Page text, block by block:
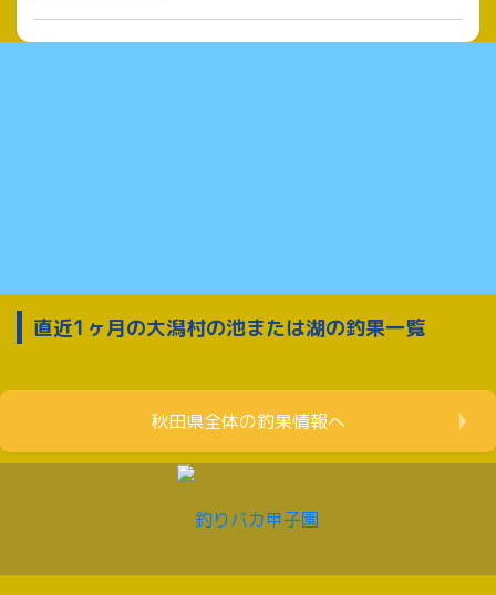
直近1ヶ月の大潟村の池または湖の釣果一覧
秋田県全体の釣果情報へ